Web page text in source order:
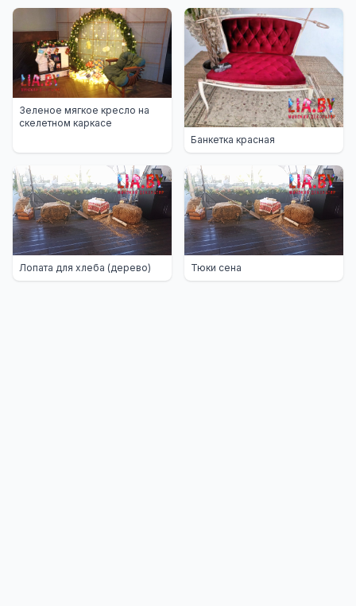
Зеленое мягкое кресло на
скелетном каркасе
Банкетка красная
Лопата для хлеба (дерево) Тюки сена